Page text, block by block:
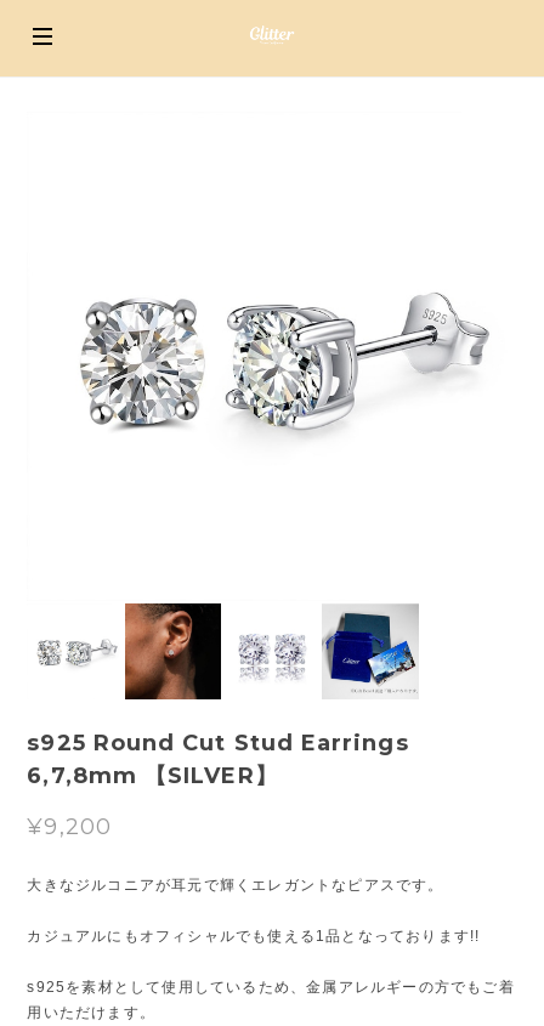
s925 Round Cut Stud Earrings
6,7,8mm 【SILVER】
¥9,200
大きなジルコニアが耳元で輝くエレガントなピアスです。
カジュアルにもオフィシャルでも使える1品となっております!!
s925を素材として使用しているため、金属アレルギーの方でもご着
用いただけます。